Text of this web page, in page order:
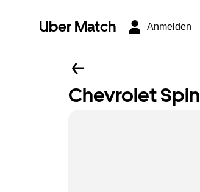
Uber Match Anmelden
Chevrolet Spin